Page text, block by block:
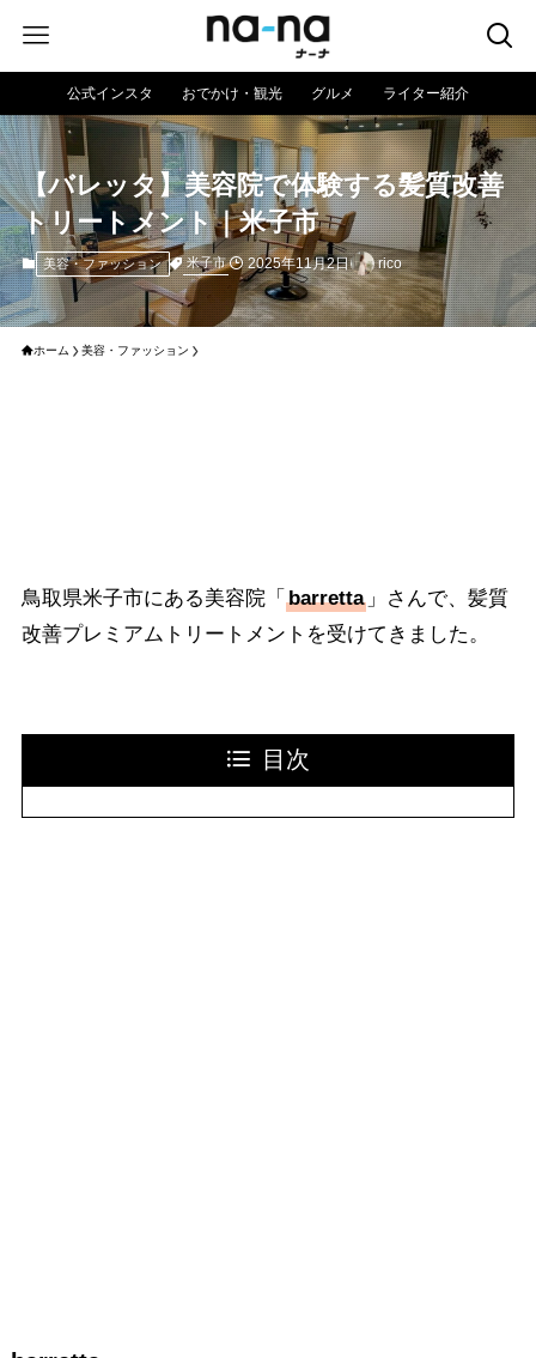
公式インスタ おでかけ・観光 グルメ ライター紹介
【バレッタ】美容院で体験する髪質改善
トリートメント｜米子市
美容・ファッション 米子市 2025年11月2日 rico
ホーム 美容・ファッション
鳥取県米子市にある美容院「 barretta」さんで、髪質
改善プレミアムトリートメントを受けてきました。
目次